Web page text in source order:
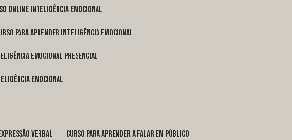
online inteligência emocional
para aprender inteligência emocional
emocional presencial
emocional
verbal curso para aprender a falar em público